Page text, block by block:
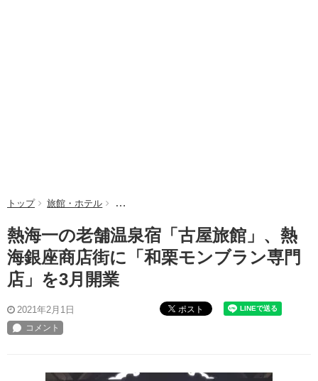
トップ 旅館・ホテル 熱海一の老舗温泉宿「古屋旅館」、熱海銀座商
熱海一の老舗温泉宿「古屋旅館」、熱
海銀座商店街に「和栗モンブラン専門
店」を3月開業
2021年2月1日 ポスト